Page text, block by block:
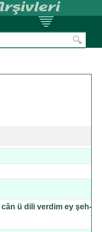
ü dili verdim ey şeh-i